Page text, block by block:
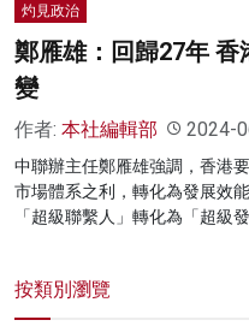
灼見政治
鄭雁雄：回歸27年
變
作者: 本社編輯部 2024-
中聯辦主任鄭雁雄強調，香港
市場體系之利，轉化為發展效
「超級聯繫人」轉化為「超級
按類別瀏覽